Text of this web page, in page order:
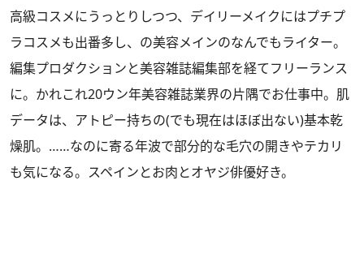
高級コスメにうっとりしつつ、デイリーメイクにはプチプ
ラコスメも出番多し、の美容メインのなんでもライター。
編集プロダクションと美容雑誌編集部を経てフリーランス
に。かれこれ20ウン年美容雑誌業界の片隅でお仕事中。肌
データは、アトピー持ちの(でも現在はほぼ出ない)基本乾
燥肌。……なのに寄る年波で部分的な毛穴の開きやテカリ
も気になる。スペインとお肉とオヤジ俳優好き。